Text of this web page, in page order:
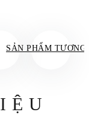
SẢN PHẨM TƯƠNG